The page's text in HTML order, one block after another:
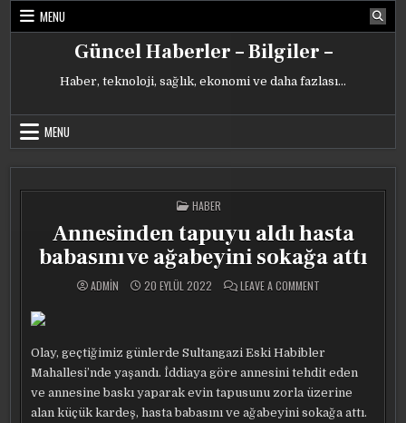
Skip
MENU
Güncel Haberler – Bilgiler –
Haber, teknoloji, sağlık, ekonomi ve daha fazlası…
MENU
POSTED
IN
HABER
Annesinden tapuyu aldı hasta
babasını ve ağabeyini sokağa attı
ADMIN 20 EYLÜL 2022 LEAVE A COMMENT
VE
AĞABEYINI
SOKAĞA
Olay, geçtiğimiz günlerde Sultangazi Eski Habibler
Mahallesi’nde yaşandı. İddiaya göre annesini tehdit eden
ve annesine baskı yaparak evin tapusunu zorla üzerine
alan küçük kardeş, hasta babasını ve ağabeyini sokağa attı.